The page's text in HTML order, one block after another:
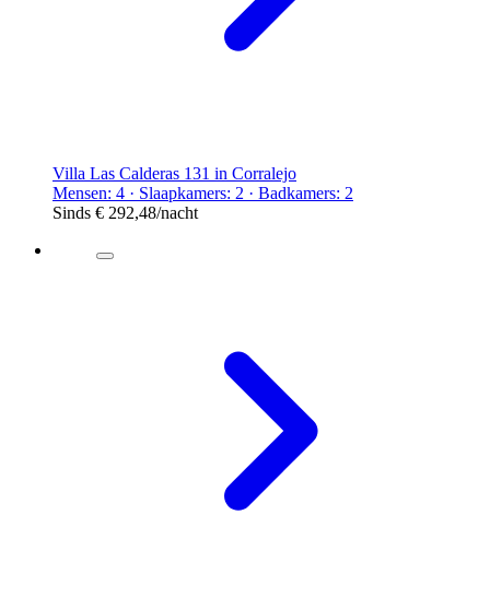
Villa Las Calderas 131 in Corralejo
Mensen: 4 · Slaapkamers: 2 · Badkamers: 2
Sinds € 292,48/nacht